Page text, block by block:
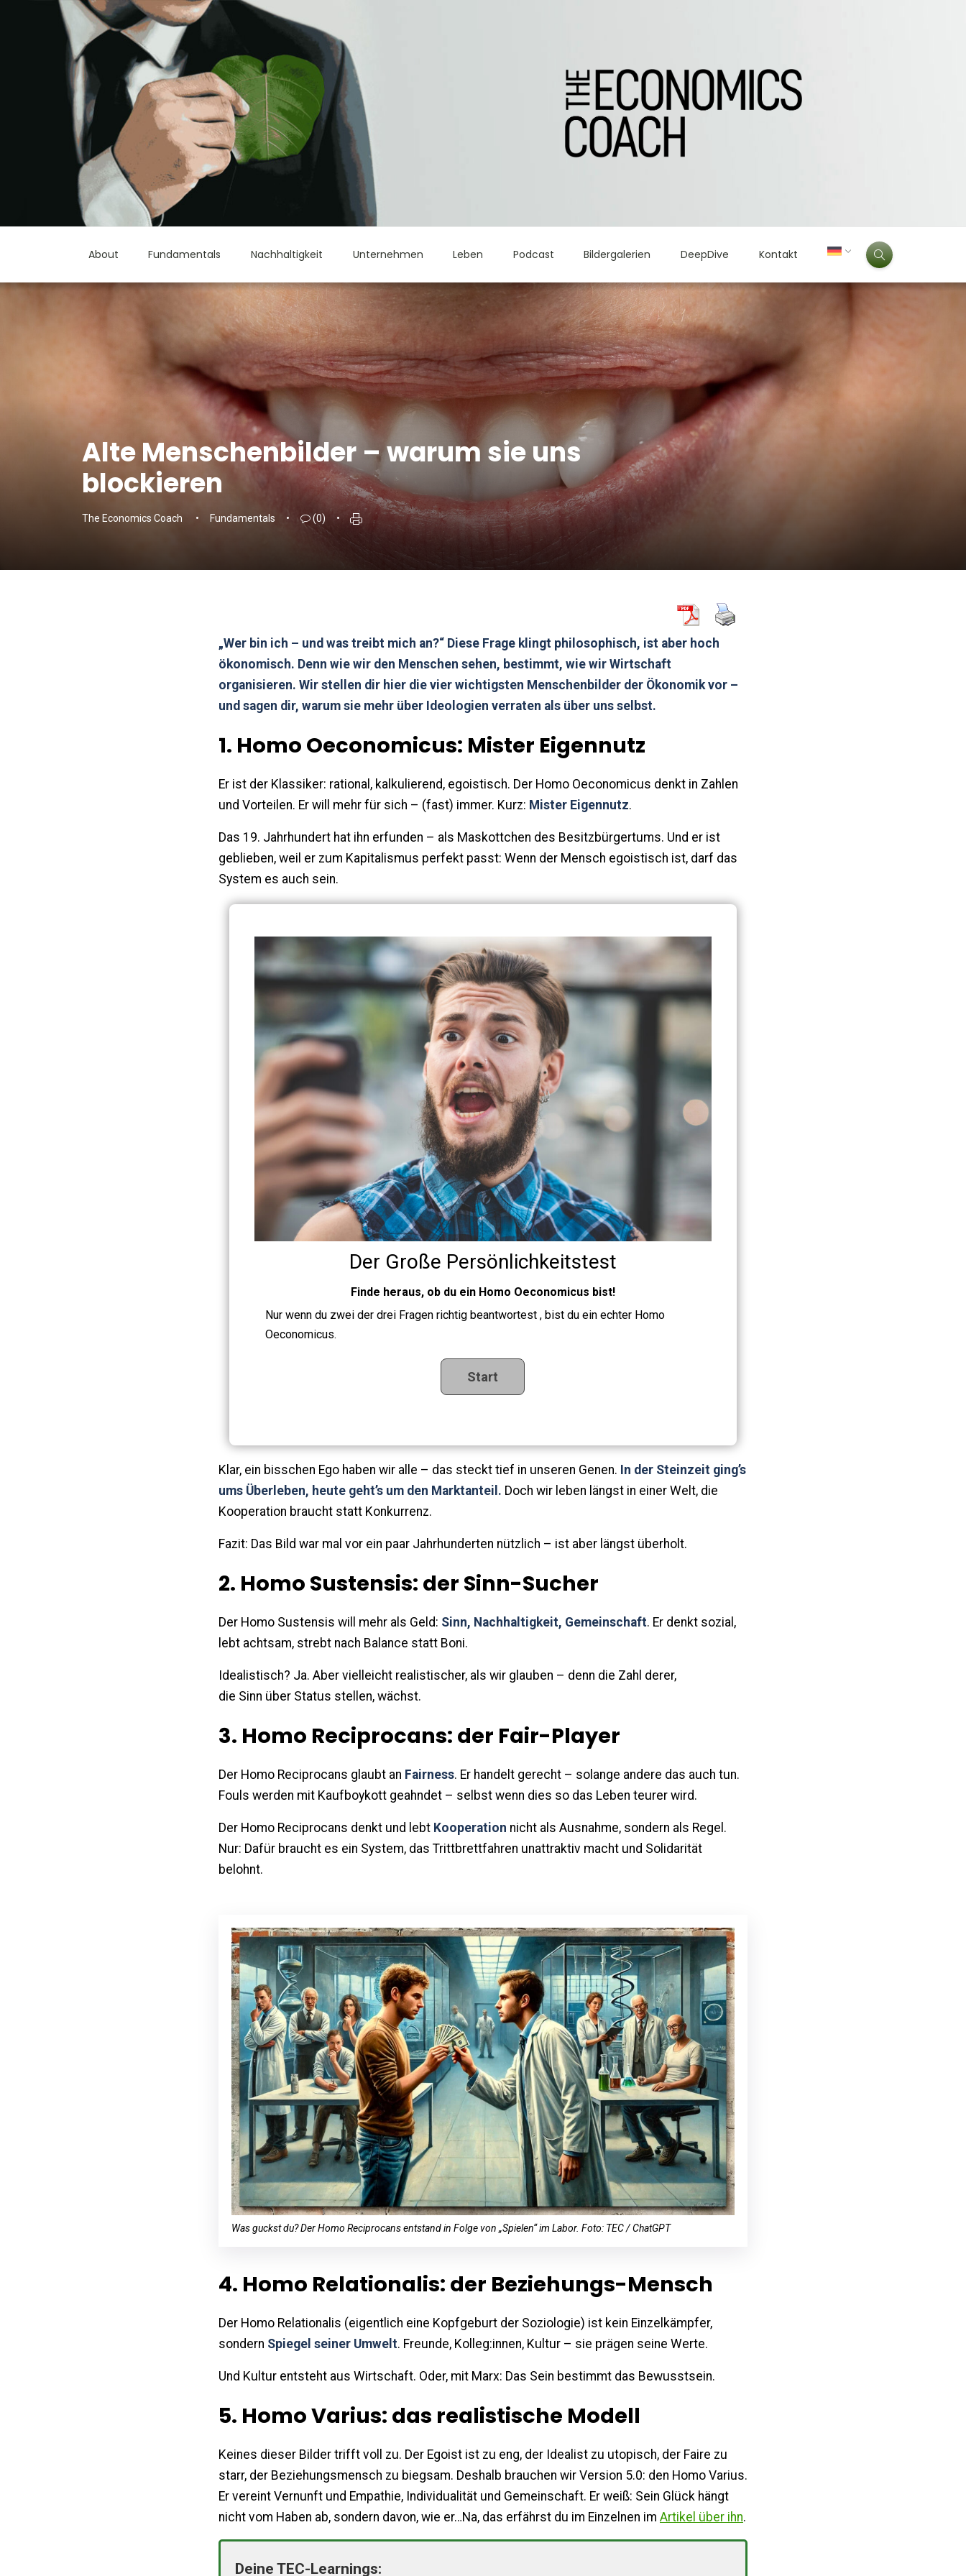
About Fundamentals Nachhaltigkeit Unternehmen Leben Podcast Bildergalerien DeepDive Kontakt
Alte Menschenbilder – warum sie uns
blockieren
The Economics Coach Fundamentals (0)
„Wer bin ich – und was treibt mich an?“ Diese Frage klingt philosophisch, ist aber hoch
ökonomisch. Denn wie wir den Menschen sehen, bestimmt, wie wir Wirtschaft
organisieren. Wir stellen dir hier die vier wichtigsten Menschenbilder der Ökonomik vor –
und sagen dir, warum sie mehr über Ideologien verraten als über uns selbst.
1. Homo Oeconomicus: Mister Eigennutz
Er ist der Klassiker: rational, kalkulierend, egoistisch. Der Homo Oeconomicus denkt in Zahlen
und Vorteilen. Er will mehr für sich – (fast) immer. Kurz: Mister Eigennutz.
Das 19. Jahrhundert hat ihn erfunden – als Maskottchen des Besitzbürgertums. Und er ist
geblieben, weil er zum Kapitalismus perfekt passt: Wenn der Mensch egoistisch ist, darf das
System es auch sein.
Der Große Persönlichkeitstest
Finde heraus, ob du ein Homo Oeconomicus bist!
Nur wenn du zwei der drei Fragen richtig beantwortest , bist du ein echter Homo
Oeconomicus.
Klar, ein bisschen Ego haben wir alle – das steckt tief in unseren Genen. In der Steinzeit ging’s
ums Überleben, heute geht’s um den Marktanteil. Doch wir leben längst in einer Welt, die
Kooperation braucht statt Konkurrenz.
Fazit: Das Bild war mal vor ein paar Jahrhunderten nützlich – ist aber längst überholt.
2. Homo Sustensis: der Sinn-Sucher
Der Homo Sustensis will mehr als Geld: Sinn, Nachhaltigkeit, Gemeinschaft. Er denkt sozial,
lebt achtsam, strebt nach Balance statt Boni.
Idealistisch? Ja. Aber vielleicht realistischer, als wir glauben – denn die Zahl derer,
die Sinn über Status stellen, wächst.
3. Homo Reciprocans: der Fair-Player
Der Homo Reciprocans glaubt an Fairness. Er handelt gerecht – solange andere das auch tun.
Fouls werden mit Kaufboykott geahndet – selbst wenn dies so das Leben teurer wird.
Der Homo Reciprocans denkt und lebt Kooperation nicht als Ausnahme, sondern als Regel.
Nur: Dafür braucht es ein System, das Trittbrettfahren unattraktiv macht und Solidarität
belohnt.
Was guckst du? Der Homo Reciprocans entstand in Folge von „Spielen“ im Labor. Foto: TEC / ChatGPT
4. Homo Relationalis: der Beziehungs-Mensch
Der Homo Relationalis (eigentlich eine Kopfgeburt der Soziologie) ist kein Einzelkämpfer,
sondern Spiegel seiner Umwelt. Freunde, Kolleg:innen, Kultur – sie prägen seine Werte.
Und Kultur entsteht aus Wirtschaft. Oder, mit Marx: Das Sein bestimmt das Bewusstsein.
5. Homo Varius: das realistische Modell
Keines dieser Bilder trifft voll zu. Der Egoist ist zu eng, der Idealist zu utopisch, der Faire zu
starr, der Beziehungsmensch zu biegsam. Deshalb brauchen wir Version 5.0: den Homo Varius.
Er vereint Vernunft und Empathie, Individualität und Gemeinschaft. Er weiß: Sein Glück hängt
nicht vom Haben ab, sondern davon, wie er…Na, das erfährst du im Einzelnen im Artikel über ihn.
Deine TEC-Learnings: